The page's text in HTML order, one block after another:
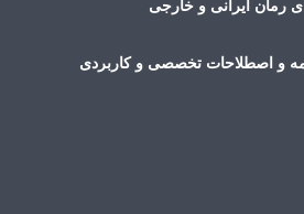
رمان ایرانی و خارجی
و اصطلاحات تخصصی و کاربردی